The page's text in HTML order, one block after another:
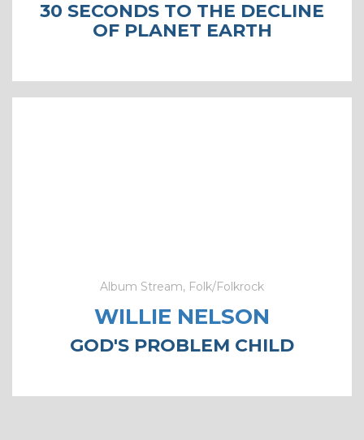
30 SECONDS TO THE DECLINE
OF PLANET EARTH
Album Stream, Folk/Folkrock
WILLIE NELSON
GOD'S PROBLEM CHILD